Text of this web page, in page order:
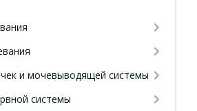
и мочевыводящей системы
системы